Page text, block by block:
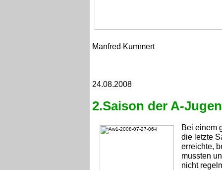
Manfred Kummert
24.08.2008
2.Saison der A-
Bei einem
die letzte
erreichte,
mussten
nicht